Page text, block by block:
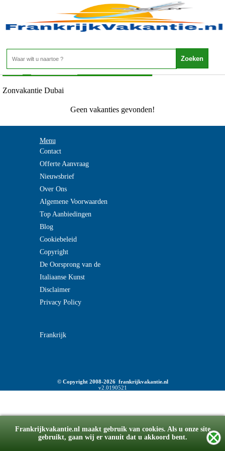
Frankrijkvakantie.nl maakt gebruik van cookies. Als u onze site
gebruikt, gaan wij er vanuit dat u akkoord bent.
Zonvakantie Dubai
Home>Zonvakanties>Zonvakantie Dubai
Zonvakantie Dubai
Geen vakanties gevonden!
Menu
Contact
Offerte Aanvraag
Nieuwsbrief
Over Ons
Algemene Voorwaarden
Top Aanbiedingen
Blog
Cookiebeleid
Copyright
De Oorsprong van de
Italiaanse Kunst
Disclaimer
Privacy Policy
Frankrijk
© Copyright 2008-2026 frankrijkvakantie.nl
v2.0190521